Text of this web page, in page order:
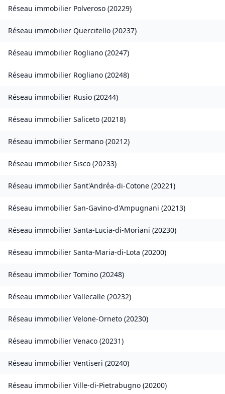
Réseau immobilier Polveroso (20229)
Réseau immobilier Quercitello (20237)
Réseau immobilier Rogliano (20247)
Réseau immobilier Rogliano (20248)
Réseau immobilier Rusio (20244)
Réseau immobilier Saliceto (20218)
Réseau immobilier Sermano (20212)
Réseau immobilier Sisco (20233)
Réseau immobilier Sant'Andréa-di-Cotone (20221)
Réseau immobilier San-Gavino-d'Ampugnani (20213)
Réseau immobilier Santa-Lucia-di-Moriani (20230)
Réseau immobilier Santa-Maria-di-Lota (20200)
Réseau immobilier Tomino (20248)
Réseau immobilier Vallecalle (20232)
Réseau immobilier Velone-Orneto (20230)
Réseau immobilier Venaco (20231)
Réseau immobilier Ventiseri (20240)
Réseau immobilier Ville-di-Pietrabugno (20200)